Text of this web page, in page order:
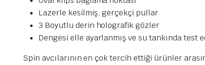
Lazerle kesilmiş, gerçekçi pullar
3 Boyutlu derin holografik gözler
Dengesi elle ayarlanmış ve su tankında test
Spin avcılarının en çok tercih ettiği ürünler